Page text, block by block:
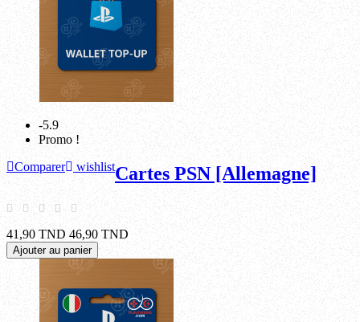
-5.9
Promo !
Comparer
wishlistCartes PSN [Allemagne]
41,90 TND 46,90 TND
Ajouter au panier